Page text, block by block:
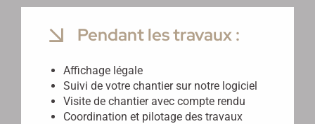
Pendant les travaux :
Affichage légale
Suivi de votre chantier sur notre logiciel
Visite de chantier avec compte rendu
Coordination et pilotage des travaux